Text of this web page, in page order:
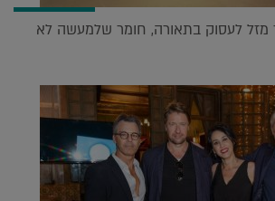
מזל לעסוק בתאורה, חומר שלמעשה לא